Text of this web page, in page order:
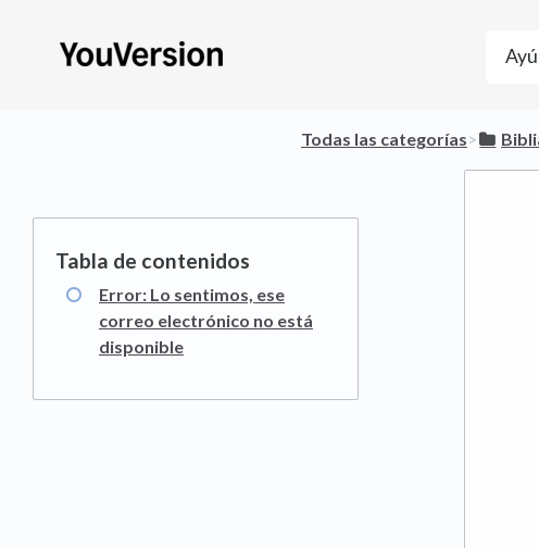
Todas las categorías​>​
Error: Lo sentimos, ese
correo electrónico no está
disponible